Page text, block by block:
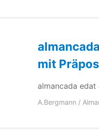
mit
almancada
A.Bergmann